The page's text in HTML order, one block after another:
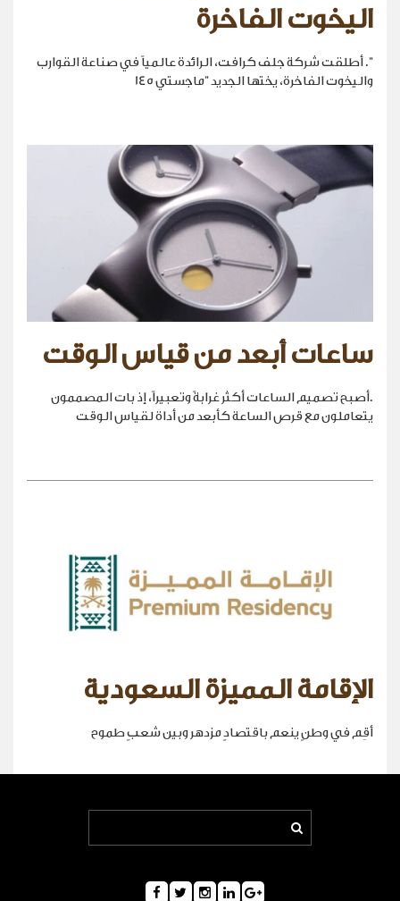
اليخوت الفاخرة
". أطلقت شركة جلف كرافت، الرائدة عالمياً في صناعة القوارب
واليخوت الفاخرة، يختها الجديد "ماجستي 145
ساعات أبعد من قياس الوقت
.أصبح تصميم الساعات أكثر غرابةً وتعبيراً، إذ بات المصممون
يتعاملون مع قرص الساعة كأبعد من أداة لقياس الوقت
الإقامة المميزة السعودية
أقِم في وطنٍ ينعم باقتصادٍ مزدهر وبين شعبٍ طموح